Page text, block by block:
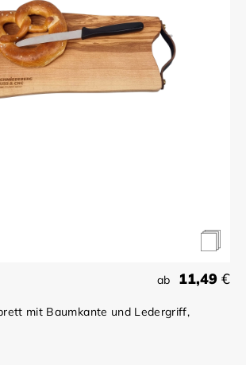
ab 11,49 €
mit Baumkante und Ledergriff,